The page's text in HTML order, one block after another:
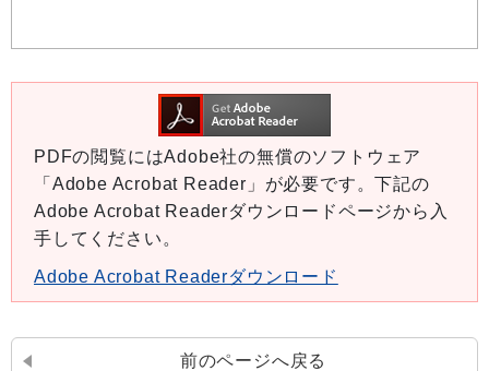
PDFの閲覧にはAdobe社の無償のソフトウェア
「Adobe Acrobat Reader」が必要です。下記の
Adobe Acrobat Readerダウンロードページから入
手してください。
Adobe Acrobat Readerダウンロード
前のページへ戻る